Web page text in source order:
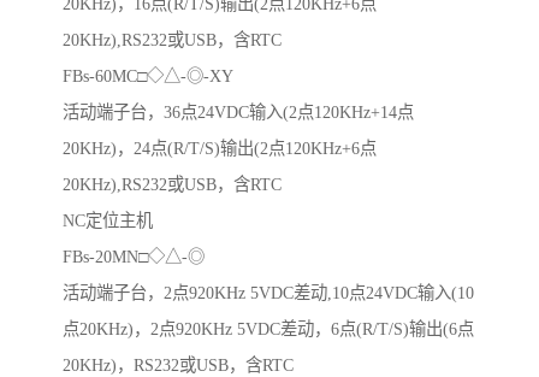
20KHz)，16点(R/T/S)输出(2点120KHz+6点
20KHz),RS232或USB，含RTC
FBs-60MC□◇△-◎-XY
活动端子台，36点24VDC输入(2点120KHz+14点
20KHz)，24点(R/T/S)输出(2点120KHz+6点
20KHz),RS232或USB，含RTC
NC定位主机
FBs-20MN□◇△-◎
活动端子台，2点920KHz 5VDC差动,10点24VDC输入(10
点20KHz)，2点920KHz 5VDC差动，6点(R/T/S)输出(6点
20KHz)，RS232或USB，含RTC